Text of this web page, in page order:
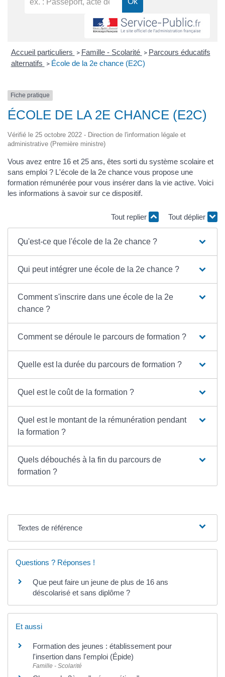
Accueil particuliers > Famille - Scolarité > Parcours éducatifs
alternatifs > École de la 2e chance (E2C)
Fiche pratique
ÉCOLE DE LA 2E CHANCE (E2C)
Vérifié le 25 octobre 2022 - Direction de l'information légale et
administrative (Première ministre)
Vous avez entre 16 et 25 ans, êtes sorti du système scolaire et
sans emploi ? L'école de la 2e chance vous propose une
formation rémunérée pour vous insérer dans la vie active. Voici
les informations à savoir sur ce dispositif.
Tout replier Tout déplier
Qu'est-ce que l'école de la 2e chance ?
Qui peut intégrer une école de la 2e chance ?
Comment s'inscrire dans une école de la 2e
chance ?
Comment se déroule le parcours de formation ?
Quelle est la durée du parcours de formation ?
Quel est le coût de la formation ?
Quel est le montant de la rémunération pendant
la formation ?
Quels débouchés à la fin du parcours de
formation ?
Textes de référence
Questions ? Réponses !
Que peut faire un jeune de plus de 16 ans
déscolarisé et sans diplôme ?
Et aussi
Formation des jeunes : établissement pour
l'insertion dans l'emploi (Épide)
Famille - Scolarité